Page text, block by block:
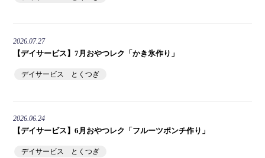
2026.07.27
【デイサービス】7月おやつレク「かき氷作り」
デイサービス とくつぎ
2026.06.24
【デイサービス】6月おやつレク「フルーツポンチ作り」
デイサービス とくつぎ